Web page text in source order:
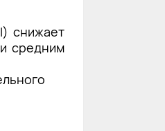
снижает
средним